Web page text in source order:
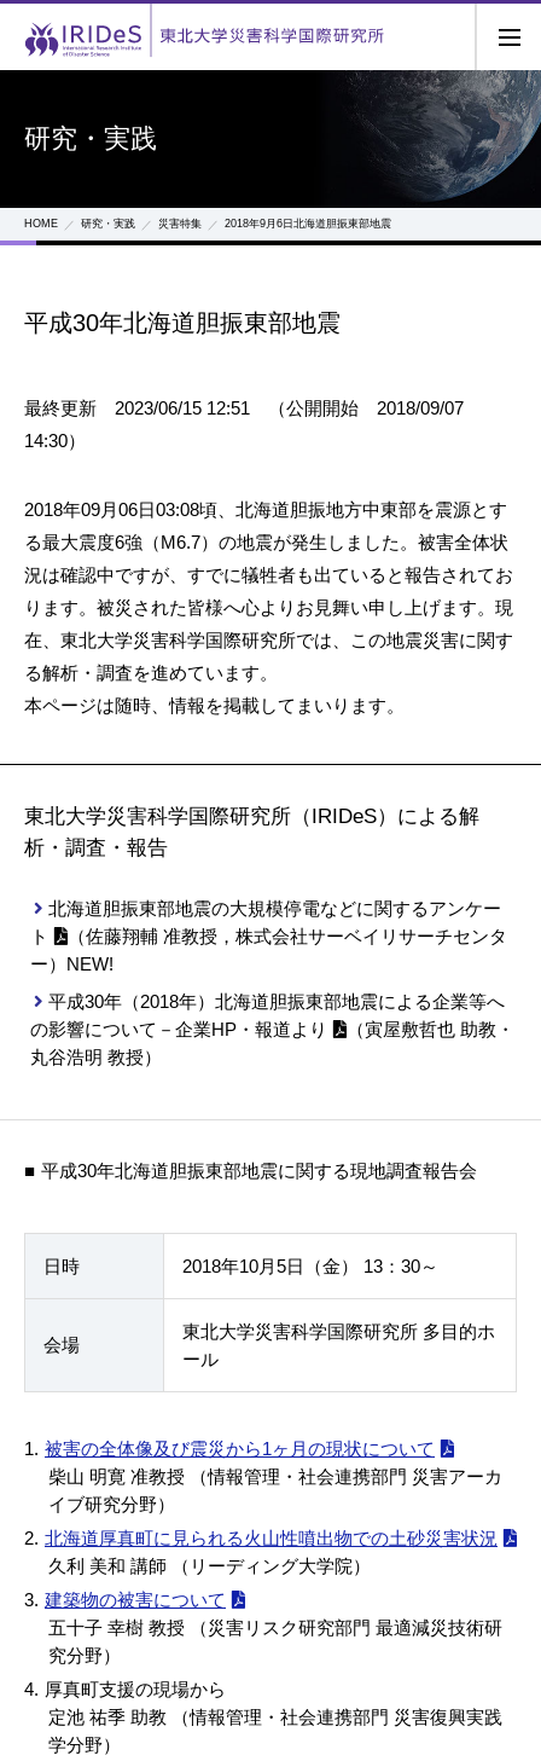
研究・実践
HOME 研究・実践 災害特集 2018年9月6日北海道胆振東部地震
平成30年北海道胆振東部地震
最終更新 2023/06/15 12:51 （公開開始 2018/09/07
14:30）
2018年09月06日03:08頃、北海道胆振地方中東部を震源とす
る最大震度6強（M6.7）の地震が発生しました。被害全体状
況は確認中ですが、すでに犠牲者も出ていると報告されてお
ります。被災された皆様へ心よりお見舞い申し上げます。現
在、東北大学災害科学国際研究所では、この地震災害に関す
る解析・調査を進めています。
本ページは随時、情報を掲載してまいります。
東北大学災害科学国際研究所（IRIDeS）による解
析・調査・報告
北海道胆振東部地震の大規模停電などに関するアンケー
ト
（佐藤翔輔 准教授，株式会社サーベイリサーチセンタ
ー）NEW!
平成30年（2018年）北海道胆振東部地震による企業等へ
の影響について－企業HP・報道より
（寅屋敷哲也 助教・
丸谷浩明 教授）
平成30年北海道胆振東部地震に関する現地調査報告会
日時 2018年10月5日（金） 13：30～
会場
東北大学災害科学国際研究所 多目的ホ
ール
被害の全体像及び震災から1ヶ月の現状について
柴山 明寛 准教授 （情報管理・社会連携部門 災害アーカ
イブ研究分野）
北海道厚真町に見られる火山性噴出物での土砂災害状況
久利 美和 講師 （リーディング大学院）
建築物の被害について
五十子 幸樹 教授 （災害リスク研究部門 最適減災技術研
究分野）
厚真町支援の現場から
定池 祐季 助教 （情報管理・社会連携部門 災害復興実践
学分野）